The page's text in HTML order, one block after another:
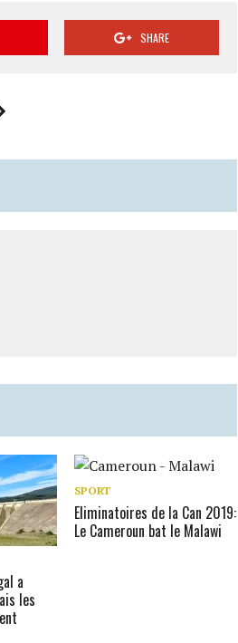
SHARE
a
les
SPORT
Eliminatoires de la Can 2019:
Le Cameroun bat le Malawi